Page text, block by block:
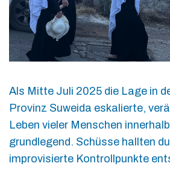
Als Mitte Juli 2025 die Lage in
Provinz Suweida eskalierte,
Leben vieler Menschen
grundlegend. Schüsse hallten
improvisierte Kontrollpunkte